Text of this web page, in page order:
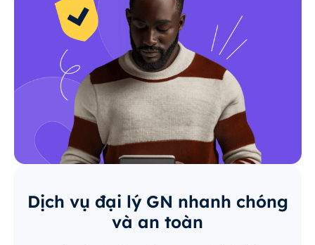
Dịch vụ đại lý GN nhanh chóng
và an toàn